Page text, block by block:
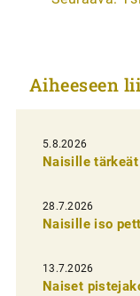
k
e
l
i
e
n
e
Aiheeseen
5.8.2026
Naisille
28.7.2026
Naisille iso
13.7.2026
Naiset